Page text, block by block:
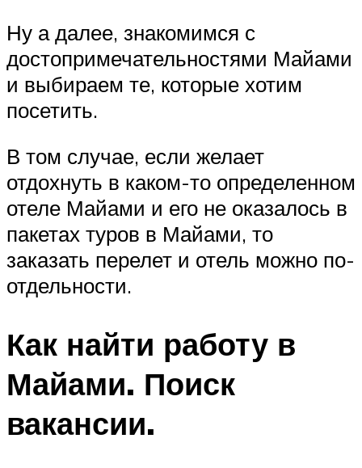
Ну а далее, знакомимся с
достопримечательностями Майами
и выбираем те, которые хотим
посетить.
В том случае, если желает
отдохнуть в каком-то определенном
отеле Майами и его не оказалось в
пакетах туров в Майами, то
заказать перелет и отель можно по-
отдельности.
Как найти работу в
Майами. Поиск
вакансии.